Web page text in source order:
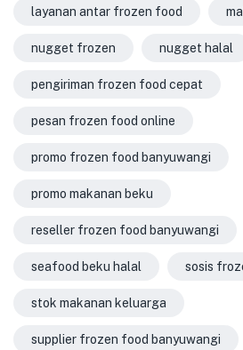
layanan antar frozen food
nugget frozen nugget halal
pengiriman frozen food cepat
pesan frozen food online
promo frozen food banyuwangi
promo makanan beku
reseller frozen food banyuwangi
seafood beku halal sosis
stok makanan keluarga
supplier frozen food banyuwangi